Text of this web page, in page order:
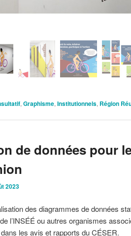
, Graphisme, Institutionnels, Région
de données pour
2023
des diagrammes de données
l’INSÉÉ ou autres organismes
les avis et rapports du CÉSER.